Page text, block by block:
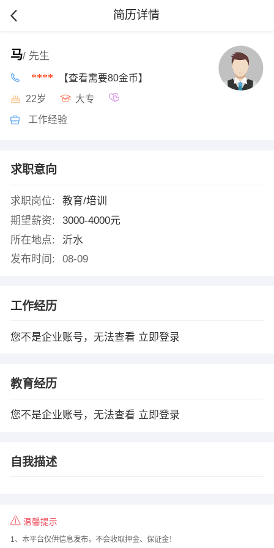
简历详情
马/ 先生
**** 【查看需要80金币】
22岁 大专
工作经验
求职意向
求职岗位:
教育/培训
期望薪资:
3000-4000元
所在地点:
沂水
发布时间:
08-09
工作经历
您不是企业账号，无法查看 立即登录
教育经历
您不是企业账号，无法查看 立即登录
自我描述
温馨提示
1、本平台仅供信息发布，不会收取押金、保证金！